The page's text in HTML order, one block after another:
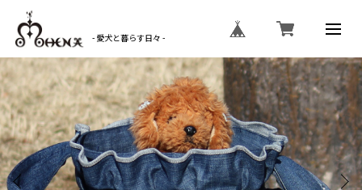
- 愛犬と暮らす日々 -